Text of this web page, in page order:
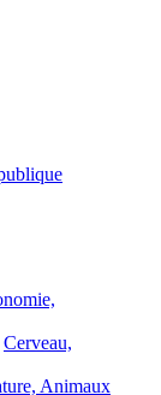
Cerveau,
Animaux